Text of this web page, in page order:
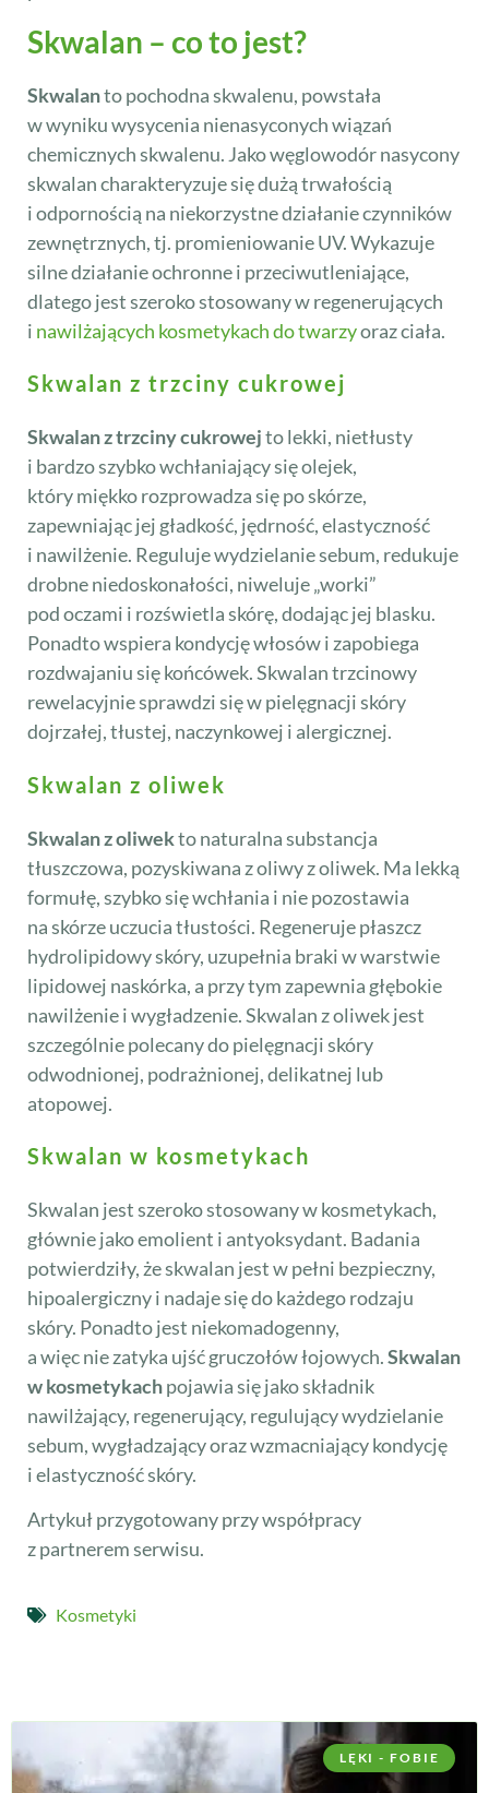
Skwalan – co to jest?
Skwalanto pochodna skwalenu, powstała
w wyniku wysycenia nienasyconych wiązań
chemicznych skwalenu. Jako węglowodór nasycony
skwalan charakteryzuje się dużą trwałością
i odpornością na niekorzystne działanie czynników
zewnętrznych, tj. promieniowanie UV. Wykazuje
silne działanie ochronne i przeciwutleniające,
dlatego jest szeroko stosowany w regenerujących
i nawilżających kosmetykach do twarzyoraz ciała.
Skwalan z trzciny cukrowej
Skwalan z trzciny cukrowejto lekki, nietłusty
i bardzo szybko wchłaniający się olejek,
który miękko rozprowadza się po skórze,
zapewniając jej gładkość, jędrność, elastyczność
i nawilżenie. Reguluje wydzielanie sebum, redukuje
drobne niedoskonałości, niweluje „worki”
pod oczami i rozświetla skórę, dodając jej blasku.
Ponadto wspiera kondycję włosów i zapobiega
rozdwajaniu się końcówek. Skwalan trzcinowy
rewelacyjnie sprawdzi się w pielęgnacji skóry
dojrzałej, tłustej, naczynkowej i alergicznej.
Skwalan z oliwek
Skwalan z oliwekto naturalna substancja
tłuszczowa, pozyskiwana z oliwy z oliwek. Ma lekką
formułę, szybko się wchłania i nie pozostawia
na skórze uczucia tłustości. Regeneruje płaszcz
hydrolipidowy skóry, uzupełnia braki w warstwie
lipidowej naskórka, a przy tym zapewnia głębokie
nawilżenie i wygładzenie. Skwalan z oliwek jest
szczególnie polecany do pielęgnacji skóry
odwodnionej, podrażnionej, delikatnej lub
atopowej.
Skwalan w kosmetykach
Skwalan jest szeroko stosowany w kosmetykach,
głównie jako emolient i antyoksydant. Badania
potwierdziły, że skwalan jest w pełni bezpieczny,
hipoalergiczny i nadaje się do każdego rodzaju
skóry. Ponadto jest niekomadogenny,
a więc nie zatyka ujść gruczołów łojowych.Skwalan
w kosmetykachpojawia się jako składnik
nawilżający, regenerujący, regulujący wydzielanie
sebum, wygładzający oraz wzmacniający kondycję
i elastyczność skóry.
Artykuł przygotowany przy współpracy
z partnerem serwisu.
Kosmetyki
LĘKI - FOBIE